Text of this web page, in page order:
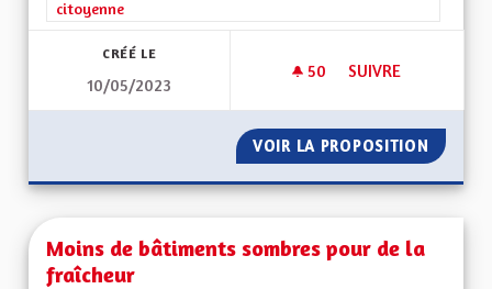
citoyenne
CRÉÉ LE
10/05/2023
50 50 ABONNÉS
SUIVRE
VOIR LA PROPOSITION
Moins de bâtiments sombres pour de la
fraîcheur